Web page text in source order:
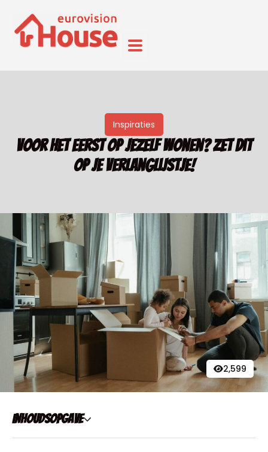
2,599
Inspiraties
Voor het eerst op jezelf wonen? Zet dit
op je verlanglijstje!
Inhoudsopgave